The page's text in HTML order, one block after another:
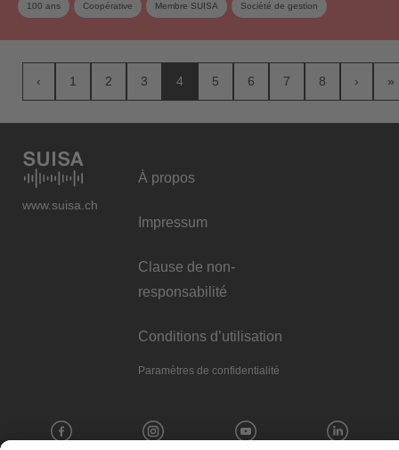
100 ans Coopérative Membre SUISA Société de gestion
‹ 1 2 3 4 5 6 7 8 › »
www.suisa.ch
À propos
Impressum
Clause de non-
responsabilité
Conditions d’utilisation
Paramètres de confidentialité